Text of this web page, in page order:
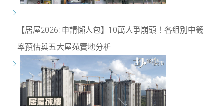
【居屋2026: 申請懶人包】10萬人爭崩頭！各組別中籤
率預估與五大屋苑實地分析